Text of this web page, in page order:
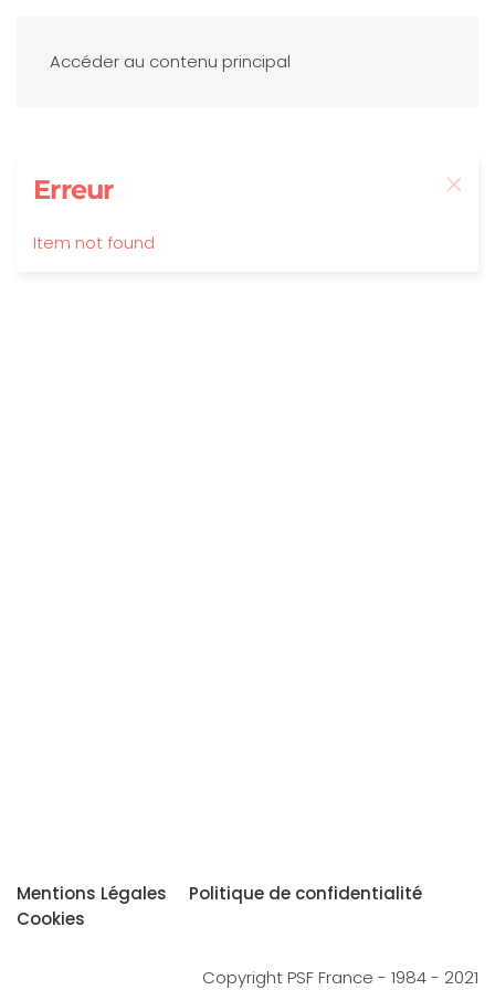
Accéder au contenu principal
Erreur
Item not found
Mentions Légales
Politique de confidentialité
Cookies
Copyright PSF France - 1984 - 2021